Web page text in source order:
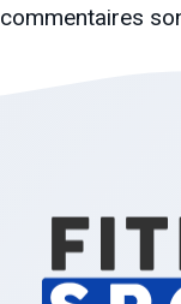
commentaires